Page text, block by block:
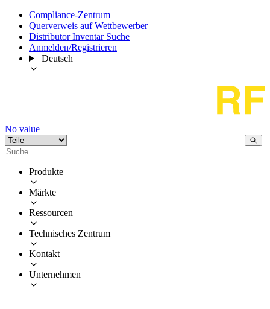
Compliance-Zentrum
Querverweis auf Wettbewerber
Distributor Inventar Suche
Anmelden/Registrieren
Deutsch
No value
Produkte
Märkte
Ressourcen
Technisches Zentrum
Kontakt
Unternehmen